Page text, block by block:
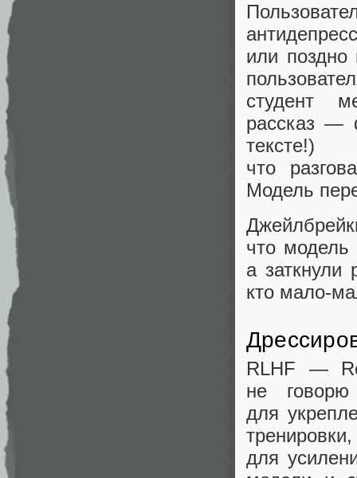
или поздно
студент
рассказ —
тексте!)
что
Модель
что модель
а
кто
RLHF —
не
для
для